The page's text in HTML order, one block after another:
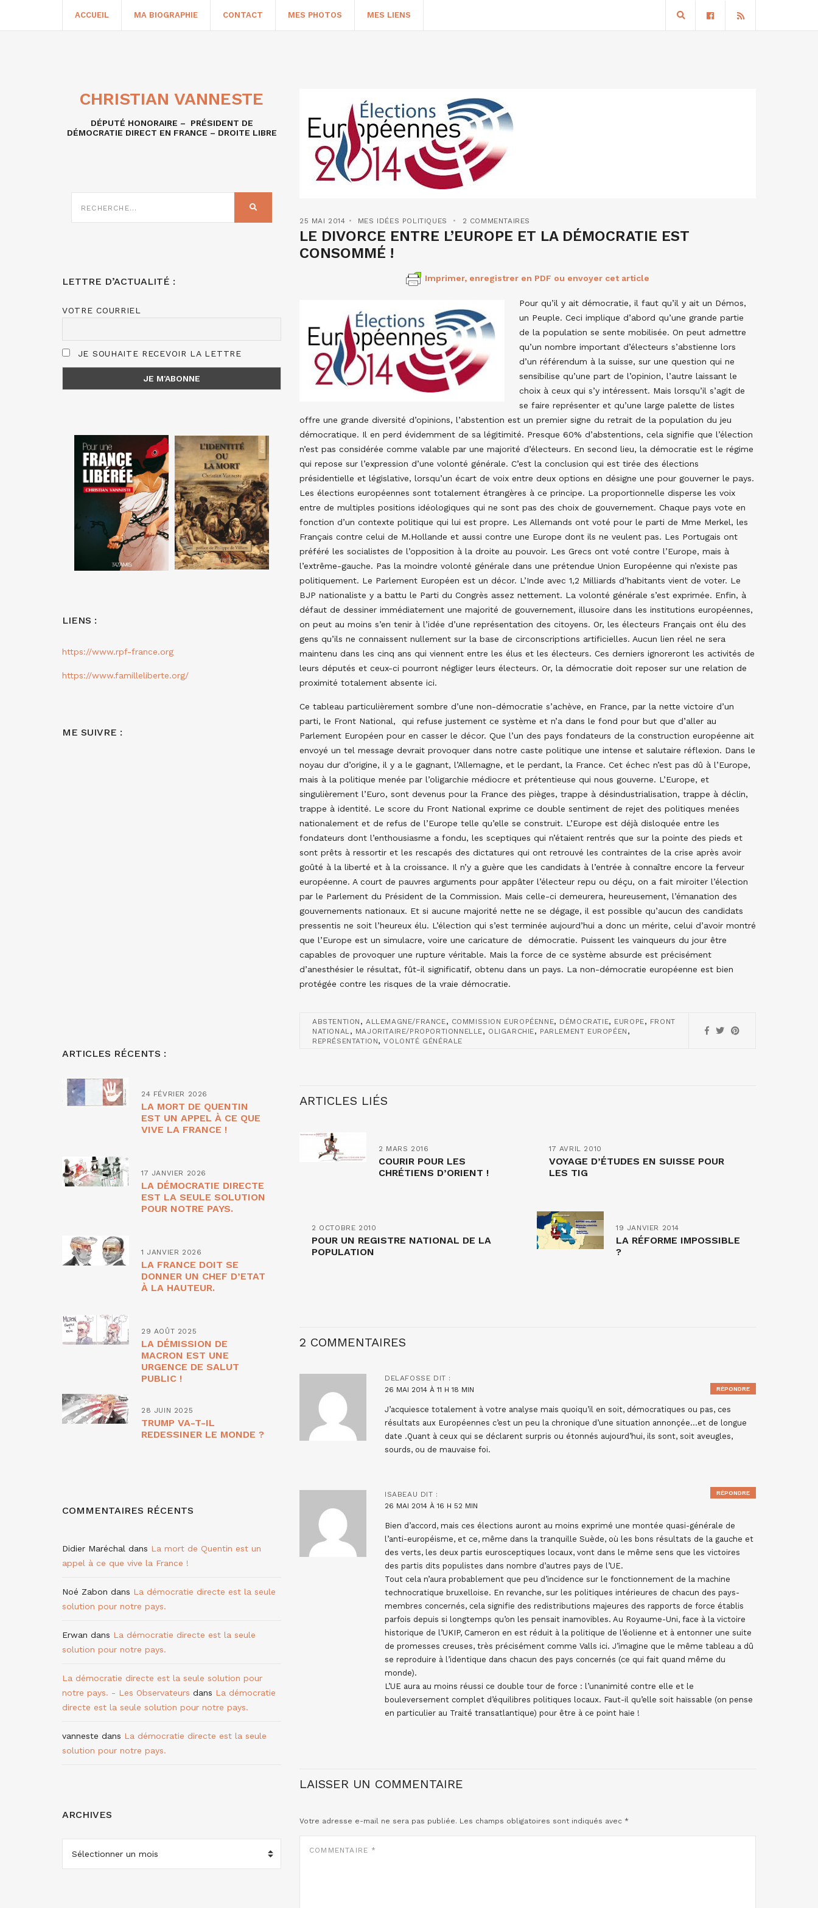
ACCUEIL MA BIOGRAPHIE CONTACT MES PHOTOS MES LIENS
25 MAI 2014 MES IDÉES POLITIQUES 2 COMMENTAIRES
LE DIVORCE ENTRE L’EUROPE ET LA DÉMOCRATIE EST
CONSOMMÉ !
Imprimer, enregistrer en PDF ou envoyer cet article
Pour qu’il y ait démocratie, il faut qu’il y ait un Démos,
un Peuple. Ceci implique d’abord qu’une grande partie
de la population se sente mobilisée. On peut admettre
qu’un nombre important d’électeurs s’abstienne lors
d’un référendum à la suisse, sur une question qui ne
sensibilise qu’une part de l’opinion, l’autre laissant le
choix à ceux qui s’y intéressent. Mais lorsqu’il s’agit de
se faire représenter et qu’une large palette de listes
offre une grande diversité d’opinions, l’abstention est un premier signe du retrait de la population du jeu
démocratique. Il en perd évidemment de sa légitimité. Presque 60% d’abstentions, cela signifie que l’élection
n’est pas considérée comme valable par une majorité d’électeurs. En second lieu, la démocratie est le régime
qui repose sur l’expression d’une volonté générale. C’est la conclusion qui est tirée des élections
présidentielle et législative, lorsqu’un écart de voix entre deux options en désigne une pour gouverner le pays.
Les élections européennes sont totalement étrangères à ce principe. La proportionnelle disperse les voix
entre de multiples positions idéologiques qui ne sont pas des choix de gouvernement. Chaque pays vote en
fonction d’un contexte politique qui lui est propre. Les Allemands ont voté pour le parti de Mme Merkel, les
Français contre celui de M.Hollande et aussi contre une Europe dont ils ne veulent pas. Les Portugais ont
préféré les socialistes de l’opposition à la droite au pouvoir. Les Grecs ont voté contre l’Europe, mais à
l’extrême-gauche. Pas la moindre volonté générale dans une prétendue Union Européenne qui n’existe pas
politiquement. Le Parlement Européen est un décor. L’Inde avec 1,2 Milliards d’habitants vient de voter. Le
BJP nationaliste y a battu le Parti du Congrès assez nettement. La volonté générale s’est exprimée. Enfin, à
défaut de dessiner immédiatement une majorité de gouvernement, illusoire dans les institutions européennes,
on peut au moins s’en tenir à l’idée d’une représentation des citoyens. Or, les électeurs Français ont élu des
gens qu’ils ne connaissent nullement sur la base de circonscriptions artificielles. Aucun lien réel ne sera
maintenu dans les cinq ans qui viennent entre les élus et les électeurs. Ces derniers ignoreront les activités de
leurs députés et ceux-ci pourront négliger leurs électeurs. Or, la démocratie doit reposer sur une relation de
proximité totalement absente ici.
Ce tableau particulièrement sombre d’une non-démocratie s’achève, en France, par la nette victoire d’un
parti, le Front National, qui refuse justement ce système et n’a dans le fond pour but que d’aller au
Parlement Européen pour en casser le décor. Que l’un des pays fondateurs de la construction européenne ait
envoyé un tel message devrait provoquer dans notre caste politique une intense et salutaire réflexion. Dans le
noyau dur d’origine, il y a le gagnant, l’Allemagne, et le perdant, la France. Cet échec n’est pas dû à l’Europe,
mais à la politique menée par l’oligarchie médiocre et prétentieuse qui nous gouverne. L’Europe, et
singulièrement l’Euro, sont devenus pour la France des pièges, trappe à désindustrialisation, trappe à déclin,
trappe à identité. Le score du Front National exprime ce double sentiment de rejet des politiques menées
nationalement et de refus de l’Europe telle qu’elle se construit. L’Europe est déjà disloquée entre les
fondateurs dont l’enthousiasme a fondu, les sceptiques qui n’étaient rentrés que sur la pointe des pieds et
sont prêts à ressortir et les rescapés des dictatures qui ont retrouvé les contraintes de la crise après avoir
goûté à la liberté et à la croissance. Il n’y a guère que les candidats à l’entrée à connaître encore la ferveur
européenne. A court de pauvres arguments pour appâter l’électeur repu ou déçu, on a fait miroiter l’élection
par le Parlement du Président de la Commission. Mais celle-ci demeurera, heureusement, l’émanation des
gouvernements nationaux. Et si aucune majorité nette ne se dégage, il est possible qu’aucun des candidats
pressentis ne soit l’heureux élu. L’élection qui s’est terminée aujourd’hui a donc un mérite, celui d’avoir montré
que l’Europe est un simulacre, voire une caricature de démocratie. Puissent les vainqueurs du jour être
capables de provoquer une rupture véritable. Mais la force de ce système absurde est précisément
d’anesthésier le résultat, fût-il significatif, obtenu dans un pays. La non-démocratie européenne est bien
protégée contre les risques de la vraie démocratie.
ABSTENTION , ALLEMAGNE/FRANCE, COMMISSION EUROPÉENNE, DÉMOCRATIE, EUROPE, FRONT
NATIONAL, MAJORITAIRE/PROPORTIONNELLE, OLIGARCHIE, PARLEMENT EUROPÉEN ,
REPRÉSENTATION,VOLONTÉ GÉNÉRALE
ARTICLES LIÉS
2 MARS 2016
COURIR POUR LES
CHRÉTIENS D’ORIENT !
17 AVRIL 2010
VOYAGE D’ÉTUDES EN SUISSE POUR
LES TIG
2 OCTOBRE 2010
POUR UN REGISTRE NATIONAL DE LA
POPULATION
19 JANVIER 2014
LA RÉFORME IMPOSSIBLE
?
2 COMMENTAIRES
DELAFOSSE DIT :
26 MAI 2014 À 11 H 18 MIN
J’acquiesce totalement à votre analyse mais quoiqu’il en soit, démocratiques ou pas, ces
résultats aux Européennes c’est un peu la chronique d’une situation annonçée…et de longue
date .Quant à ceux qui se déclarent surpris ou étonnés aujourd’hui, ils sont, soit aveugles,
sourds, ou de mauvaise foi.
RÉPONDRE
ISABEAU DIT :
26 MAI 2014 À 16 H 52 MIN
Bien d’accord, mais ces élections auront au moins exprimé une montée quasi-générale de
l’anti-européisme, et ce, même dans la tranquille Suède, où les bons résultats de la gauche et
des verts, les deux partis eurosceptiques locaux, vont dans le même sens que les victoires
des partis dits populistes dans nombre d’autres pays de l’UE.
Tout cela n’aura probablement que peu d’incidence sur le fonctionnement de la machine
technocratique bruxelloise. En revanche, sur les politiques intérieures de chacun des pays-
membres concernés, cela signifie des redistributions majeures des rapports de force établis
parfois depuis si longtemps qu’on les pensait inamovibles. Au Royaume-Uni, face à la victoire
historique de l’UKIP, Cameron en est réduit à la politique de l’éolienne et à entonner une suite
de promesses creuses, très précisément comme Valls ici. J’imagine que le même tableau a dû
se reproduire à l’identique dans chacun des pays concernés (ce qui fait quand même du
monde).
L’UE aura au moins réussi ce double tour de force : l’unanimité contre elle et le
bouleversement complet d’équilibres politiques locaux. Faut-il qu’elle soit haïssable (on pense
en particulier au Traité transatlantique) pour être à ce point haïe !
RÉPONDRE
LAISSER UN COMMENTAIRE
Votre adresse e-mail ne sera pas publiée. Les champs obligatoires sont indiqués avec *
CHRISTIAN VANNESTE
DÉPUTÉ HONORAIRE – PRÉSIDENT DE
DÉMOCRATIE DIRECT EN FRANCE – DROITE LIBRE
SUR
LETTRE D’ACTUALITÉ :
VOTRE COURRIEL
JE SOUHAITE RECEVOIR LA LETTRE
LIENS :
https://www.rpf-france.org
https://www.familleliberte.org/
ME SUIVRE :
ARTICLES RÉCENTS :
24 FÉVRIER 2026
LA MORT DE QUENTIN
EST UN APPEL À CE QUE
VIVE LA FRANCE !
17 JANVIER 2026
LA DÉMOCRATIE DIRECTE
EST LA SEULE SOLUTION
POUR NOTRE PAYS.
1 JANVIER 2026
LA FRANCE DOIT SE
DONNER UN CHEF D’ETAT
À LA HAUTEUR.
29 AOÛT 2025
LA DÉMISSION DE
MACRON EST UNE
URGENCE DE SALUT
PUBLIC !
28 JUIN 2025
TRUMP VA-T-IL
REDESSINER LE MONDE ?
COMMENTAIRES RÉCENTS
Didier Maréchal dans La mort de Quentin est un
appel à ce que vive la France !
Noé Zabon dans La démocratie directe est la seule
solution pour notre pays.
Erwan dans La démocratie directe est la seule
solution pour notre pays.
La démocratie directe est la seule solution pour
notre pays. - Les Observateurs dans La démocratie
directe est la seule solution pour notre pays.
vanneste dans La démocratie directe est la seule
solution pour notre pays.
ARCHIVES
ARCHIVES